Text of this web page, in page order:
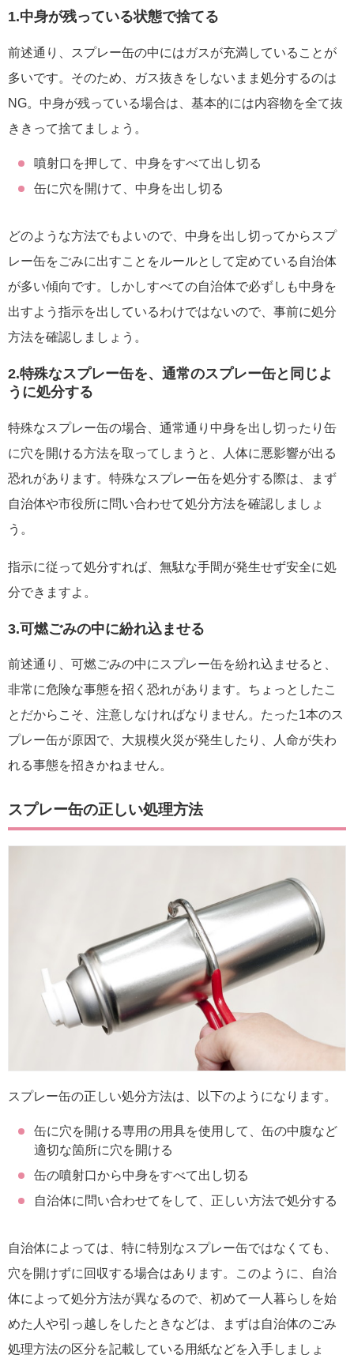
1.中身が残っている状態で捨てる
前述通り、スプレー缶の中にはガスが充満していることが
多いです。そのため、ガス抜きをしないまま処分するのは
NG。中身が残っている場合は、基本的には内容物を全て抜
ききって捨てましょう。
噴射口を押して、中身をすべて出し切る
缶に穴を開けて、中身を出し切る
どのような方法でもよいので、中身を出し切ってからスプ
レー缶をごみに出すことをルールとして定めている自治体
が多い傾向です。しかしすべての自治体で必ずしも中身を
出すよう指示を出しているわけではないので、事前に処分
方法を確認しましょう。
2.特殊なスプレー缶を、通常のスプレー缶と同じよ
うに処分する
特殊なスプレー缶の場合、通常通り中身を出し切ったり缶
に穴を開ける方法を取ってしまうと、人体に悪影響が出る
恐れがあります。特殊なスプレー缶を処分する際は、まず
自治体や市役所に問い合わせて処分方法を確認しましょ
う。
指示に従って処分すれば、無駄な手間が発生せず安全に処
分できますよ。
3.可燃ごみの中に紛れ込ませる
前述通り、可燃ごみの中にスプレー缶を紛れ込ませると、
非常に危険な事態を招く恐れがあります。ちょっとしたこ
とだからこそ、注意しなければなりません。たった1本のス
プレー缶が原因で、大規模火災が発生したり、人命が失わ
れる事態を招きかねません。
スプレー缶の正しい処理方法
スプレー缶の正しい処分方法は、以下のようになります。
缶に穴を開ける専用の用具を使用して、缶の中腹など
適切な箇所に穴を開ける
缶の噴射口から中身をすべて出し切る
自治体に問い合わせてをして、正しい方法で処分する
自治体によっては、特に特別なスプレー缶ではなくても、
穴を開けずに回収する場合はあります。このように、自治
体によって処分方法が異なるので、初めて一人暮らしを始
めた人や引っ越しをしたときなどは、まずは自治体のごみ
処理方法の区分を記載している用紙などを入手しましょ